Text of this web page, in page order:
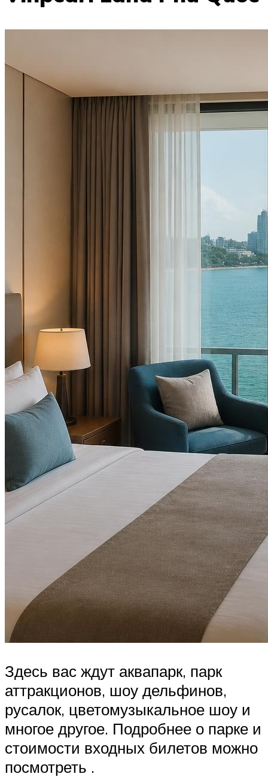
Здесь вас ждут аквапарк, парк
аттракционов, шоу дельфинов,
русалок, цветомузыкальное шоу и
многое другое. Подробнее о парке и
стоимости входных билетов можно
посмотреть .